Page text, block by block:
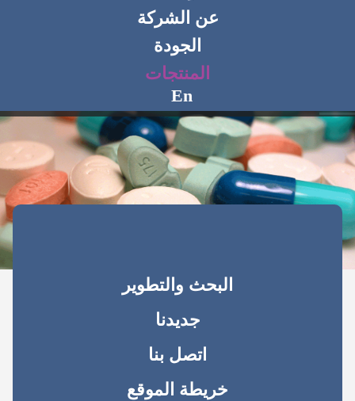
عن الشركة
الجودة
المنتجات
En
البحث والتطوير
جديدنا
اتصل بنا
خريطة الموقع